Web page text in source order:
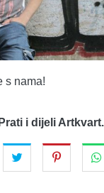
s nama!
Prati i dijeli